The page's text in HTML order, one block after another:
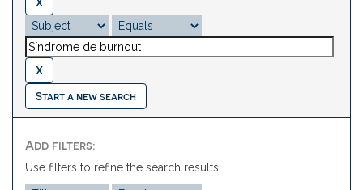
Start a new search
Add filters:
Use filters to refine the search results.